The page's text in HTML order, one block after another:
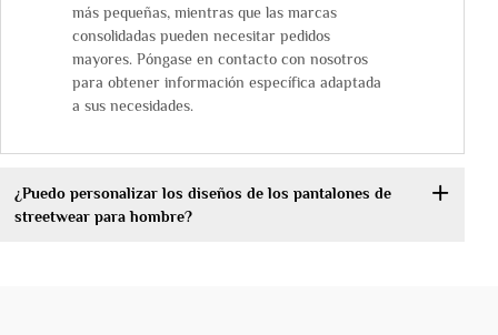
más pequeñas, mientras que las marcas
consolidadas pueden necesitar pedidos
mayores. Póngase en contacto con nosotros
para obtener información específica adaptada
a sus necesidades.
¿Puedo personalizar los diseños de los pantalones de
streetwear para hombre?